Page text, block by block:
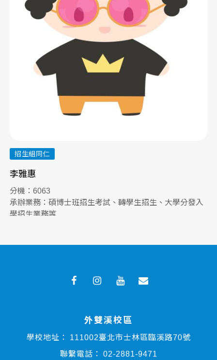
招生組同仁
李雅惠
分機：6063
承辦業務：碩博士班招生考試、轉學生招生、大學分發入
學招生業務等
外雙溪校區
學校地址：
111002臺北市士林區臨溪路70號
聯繫電話：
02-2881-9471